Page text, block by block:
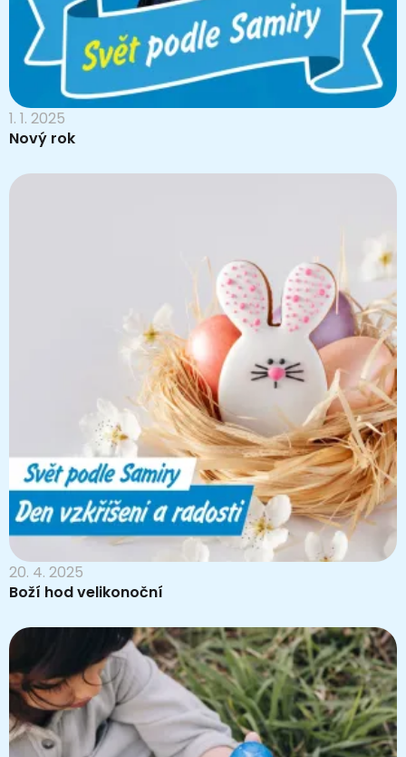
1. 1. 2025
Nový rok
20. 4. 2025
Boží hod velikonoční